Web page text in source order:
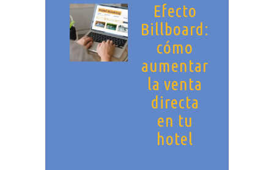
Efecto
Billboard:
cómo
aumentar
la venta
directa
en tu
hotel